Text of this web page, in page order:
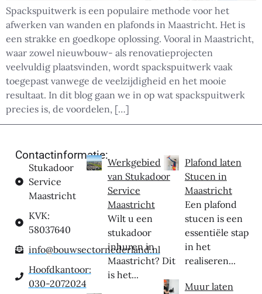
Spackspuitwerk is een populaire methode voor het
afwerken van wanden en plafonds in Maastricht. Het is
een strakke en goedkope oplossing. Vooral in Maastricht,
waar zowel nieuwbouw- als renovatieprojecten
veelvuldig plaatsvinden, wordt spackspuitwerk vaak
toegepast vanwege de veelzijdigheid en het mooie
resultaat. In dit blog gaan we in op wat spackspuitwerk
precies is, de voordelen, […]
Contactinformatie:
Stukadoor
Service
Maastricht
KVK:
58037640
info@bouwsectornederland.nl
Hoofdkantoor:
030-2072024
Werkgebied
van Stukadoor
Service
Maastricht
Wilt u een
stukadoor
inhuren in
Maastricht? Dit
is het...
Plafond laten
Stucen in
Maastricht
Een plafond
stucen is een
essentiële stap
in het
realiseren...
Muur laten